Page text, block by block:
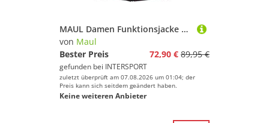
MAUL Damen Funktionsjacke Mainau II-Jacke elastic+Kapuze
von Maul
Bester Preis
72,90 € 89,95 €
gefunden bei INTERSPORT
zuletzt überprüft am 07.08.2026 um 01:04; der
Preis kann sich seitdem geändert haben.
Keine weiteren Anbieter